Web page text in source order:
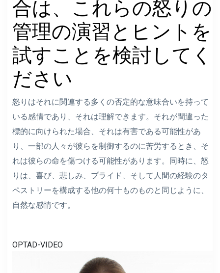
合は、これらの怒りの
管理の演習とヒントを
試すことを検討してく
ださい
怒りはそれに関連する多くの否定的な意味合いを持って
いる感情であり、それは理解できます。それが間違った
標的に向けられた場合、それは有害である可能性があ
り、一部の人々が彼らを制御するのに苦労するとき、そ
れは彼らの命を傷つける可能性があります。同時に、怒
りは、喜び、悲しみ、プライド、そして人間の経験のタ
ペストリーを構成する他の何十ものものと同じように、
自然な感情です。
OPTAD-VIDEO